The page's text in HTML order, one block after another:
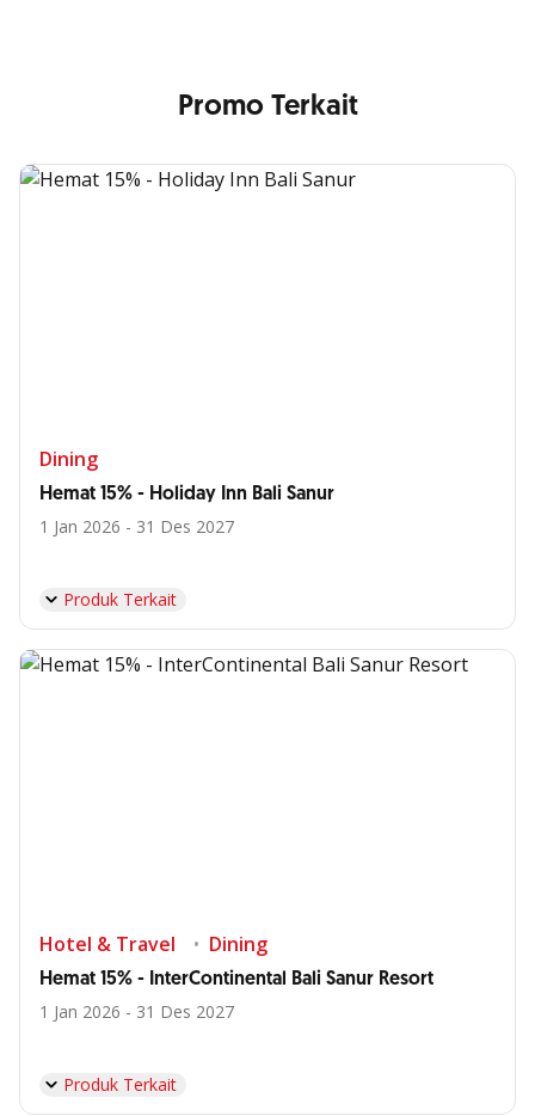
Promo Terkait
Dining
Hemat 15% - Holiday Inn Bali Sanur
1 Jan 2026 - 31 Des 2027
Produk Terkait
Hotel & Travel Dining
Hemat 15% - InterContinental Bali Sanur Resort
1 Jan 2026 - 31 Des 2027
Produk Terkait